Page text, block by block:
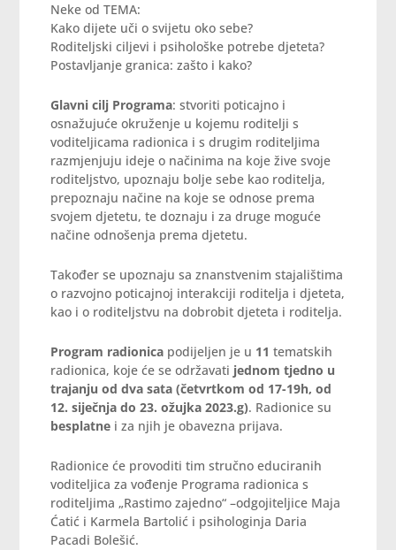
Neke od TEMA:
Kako dijete uči o svijetu oko sebe?
Roditeljski ciljevi i psihološke potrebe djeteta?
Postavljanje granica: zašto i kako?
Glavni cilj Programa: stvoriti poticajno i
osnažujuće okruženje u kojemu roditelji s
voditeljicama radionica i s drugim roditeljima
razmjenjuju ideje o načinima na koje žive svoje
roditeljstvo, upoznaju bolje sebe kao roditelja,
prepoznaju načine na koje se odnose prema
svojem djetetu, te doznaju i za druge moguće
načine odnošenja prema djetetu.
Također se upoznaju sa znanstvenim stajalištima
o razvojno poticajnoj interakciji roditelja i djeteta,
kao i o roditeljstvu na dobrobit djeteta i roditelja.
Program radionica podijeljen je u 11 tematskih
radionica, koje će se održavati jednom tjedno u
trajanju od dva sata (četvrtkom od 17-19h, od
12. siječnja do 23. ožujka 2023.g). Radionice su
besplatne i za njih je obavezna prijava.
Radionice će provoditi tim stručno educiranih
voditeljica za vođenje Programa radionica s
roditeljima „Rastimo zajedno“ –odgojiteljice Maja
Ćatić i Karmela Bartolić i psihologinja Daria
Pacadi Bolešić.